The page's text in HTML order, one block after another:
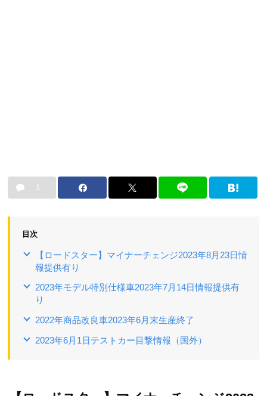
1
目次
【ロードスター】マイナーチェンジ2023年8月23日情
報提供有り
2023年モデル特別仕様車2023年7月14日情報提供有
り
2022年商品改良車2023年6月末生産終了
2023年6月1日テストカー目撃情報（国外）